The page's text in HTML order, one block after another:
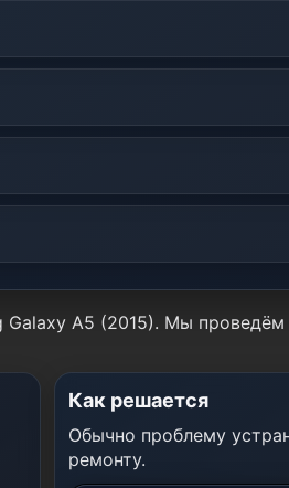
A5 (2015). Мы
Как решается
Обычно проблему
ремонту.